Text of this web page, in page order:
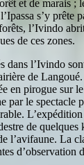
et de marais ;
s’y prête
l’Ivindo
de ces zones.
dans l’Ivindo
de Langoué.
en pirogue sur
par le spectacle
de
l’avifaune. La
d’observation